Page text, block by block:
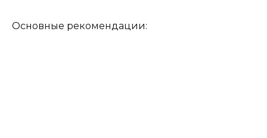
Основные рекомендации: